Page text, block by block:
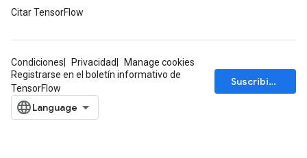
Citar TensorFlow
Condiciones Privacidad
Manage cookies
Registrarse en el boletín informativo de
TensorFlow
Suscribirse